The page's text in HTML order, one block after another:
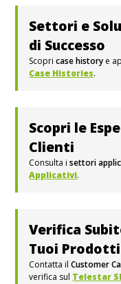
Settori e
di Successo
Scopricase history e
Case Histories.
Scopri le
Clienti
Consulta isettori
Applicativi.
Verifica
Tuoi Prodotti
Contatta ilCustomer
verifica sul Telestar